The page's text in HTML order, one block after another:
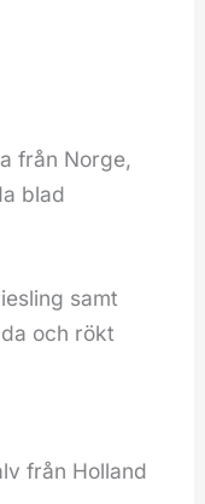
från Norge,
blad
samt
och rökt
från Holland